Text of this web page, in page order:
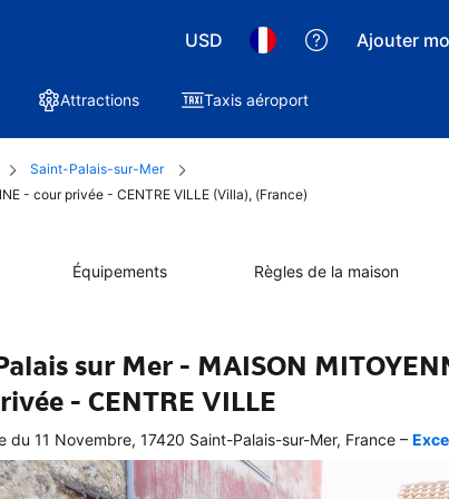
USD Ajouter
Attractions Taxis aéroport
Saint-Palais-sur-Mer
- cour privée - CENTRE VILLE (Villa), (France)
Équipements Règles de la maison
sur Mer - MAISON
- CENTRE VILLE
du 11 Novembre, 17420 Saint-Palais-sur-Mer, France –